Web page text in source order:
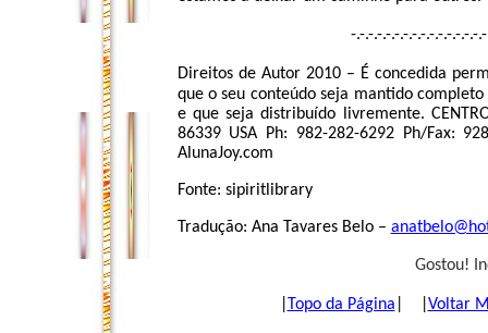
-.-.-.-.-.-.-.-.-.-.-.-.-.-.-
Direitos de Autor 2010 – É concedida
que o seu conteúdo seja mantido
e que seja distribuído livremente.
86339 USA Ph: 982-282-6292 Ph/Fax:
AlunaJoy.com
Fonte: sipiritlibrary
Tradução: Ana Tavares Belo –
Gostou!
Topo da Página Voltar